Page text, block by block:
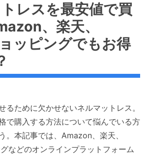
レスを最安値で買
、楽天、
ッピングでもお得
るために欠かせないネルマットレス。
で購入する方法について悩んでいる方
。本記事では、Amazon、楽天、
などのオンラインプラットフォーム